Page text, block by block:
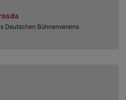
Deutschen Bühnenvereins